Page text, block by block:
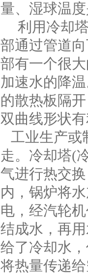
量、湿球温
利用冷却塔
部通过管道
部有一个很
加速水的降
的散热板隔
双曲线形状
工业生产或
走。冷却塔(
气进行热交
内，锅炉将
电，经汽轮
结成水，再
给了冷却水
将热量传递